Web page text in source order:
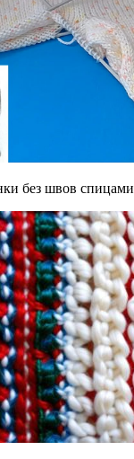
без швов спицами